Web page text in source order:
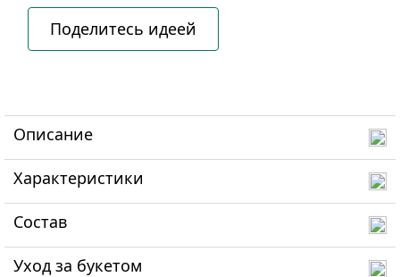
Поделитесь идеей
Описание
Характеристики
Состав
Уход за букетом